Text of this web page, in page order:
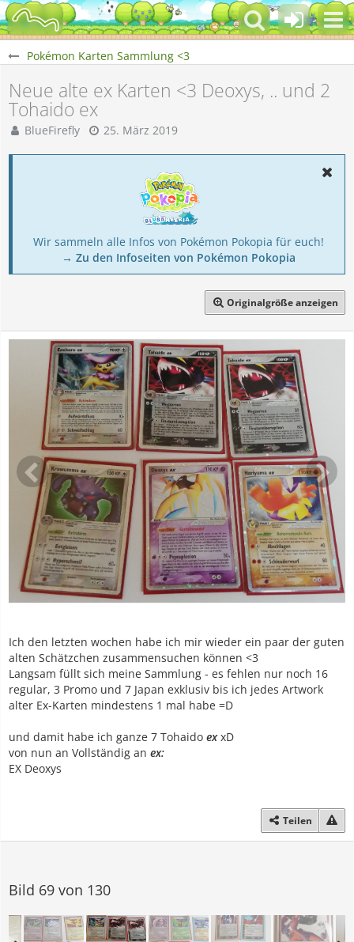
Pokémon Karten Sammlung <3
Neue alte ex Karten <3 Deoxys, .. und 2
Tohaido ex
BlueFirefly 25. März 2019
Wir sammeln alle Infos von Pokémon Pokopia für euch!
→ Zu den Infoseiten von Pokémon Pokopia
Originalgröße anzeigen
Ich den letzten wochen habe ich mir wieder ein paar der guten
alten Schätzchen zusammensuchen können <3
Langsam füllt sich meine Sammlung - es fehlen nur noch 16
regular, 3 Promo und 7 Japan exklusiv bis ich jedes Artwork
alter Ex-Karten mindestens 1 mal habe =D
und damit habe ich ganze 7 Tohaido exxD
von nun an Vollständig an ex:
EX Deoxys
Teilen
Bild 69 von 130